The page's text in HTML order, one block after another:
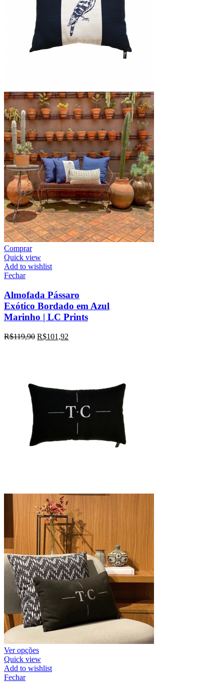
Comprar
Quick view
Add to wishlist
Fechar
Almofada Pássaro
Exótico Bordado em Azul
Marinho | LC Prints
R$119,90 R$101,92
Ver opções
Quick view
Add to wishlist
Fechar